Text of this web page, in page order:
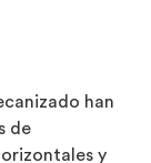
han
de
y